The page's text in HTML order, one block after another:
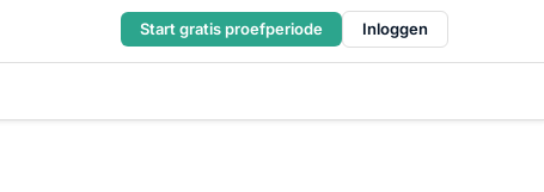
Start gratis proefperiode Inloggen